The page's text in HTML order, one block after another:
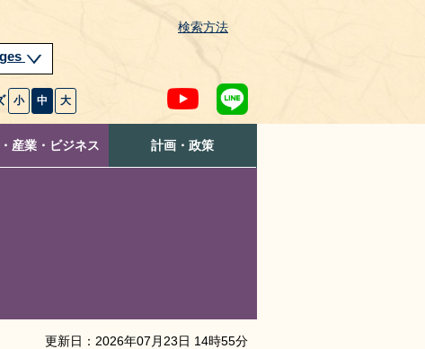
検索方法
小 中 大
産業・ビジネス 計画・政策
更新日： 2026年07 月 23日 14時55分